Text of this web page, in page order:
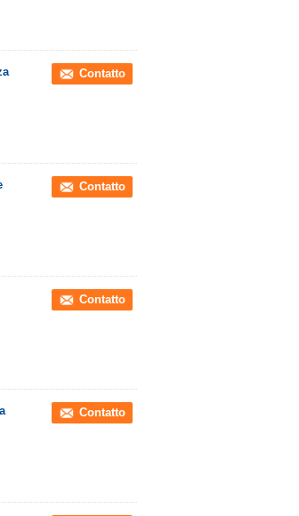
Contatto
Contatto
Contatto
Contatto